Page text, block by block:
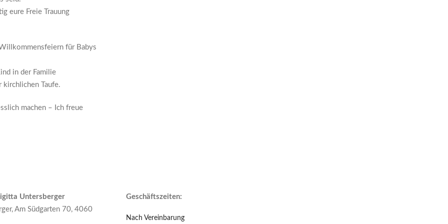
eure Freie Trauung
für Babys
in der Familie
Taufe.
machen – Ich freue
Untersberger
Am Südgarten 70, 4060
Geschäftszeiten:
Nach Vereinbarung